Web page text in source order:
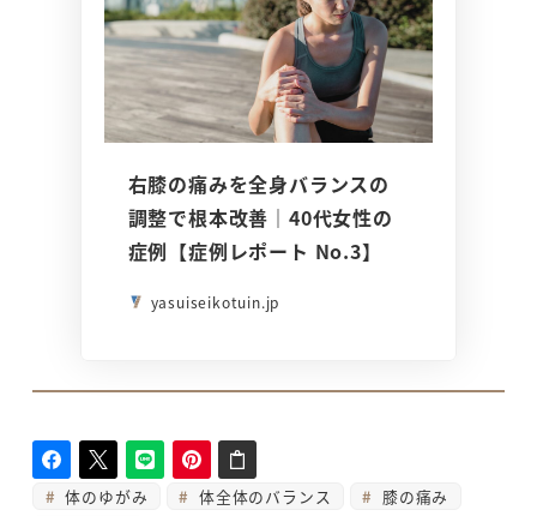
右膝の痛みを全身バランスの
調整で根本改善｜40代女性の
症例【症例レポート No.3】
yasuiseikotuin.jp
体のゆがみ 体全体のバランス
膝の痛み